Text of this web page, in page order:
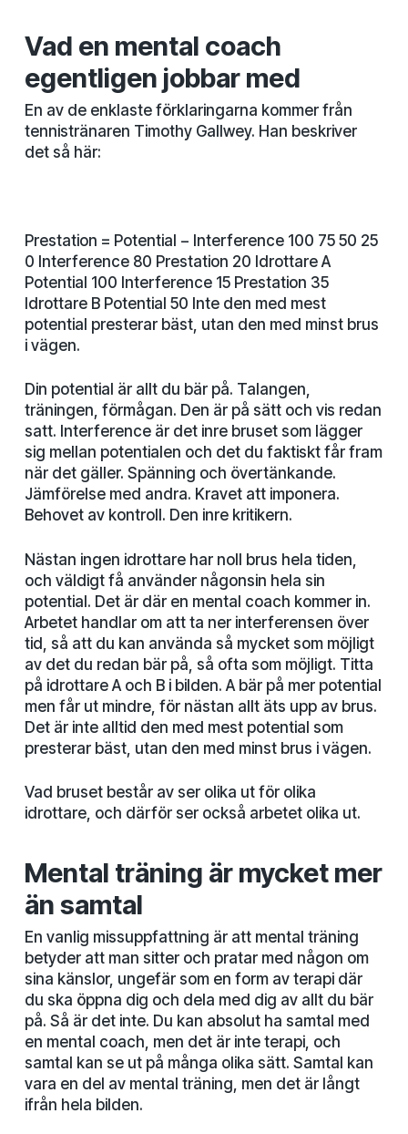
Vad en mental coach
egentligen jobbar med
En av de enklaste förklaringarna kommer från
tennistränaren Timothy Gallwey. Han beskriver
det så här:
Prestation = Potential − Interference 100 75 50 25
0 Interference 80 Prestation 20 Idrottare A
Potential 100 Interference 15 Prestation 35
Idrottare B Potential 50 Inte den med mest
potential presterar bäst, utan den med minst brus
i vägen.
Din potential är allt du bär på. Talangen,
träningen, förmågan. Den är på sätt och vis redan
satt. Interference är det inre bruset som lägger
sig mellan potentialen och det du faktiskt får fram
när det gäller. Spänning och övertänkande.
Jämförelse med andra. Kravet att imponera.
Behovet av kontroll. Den inre kritikern.
Nästan ingen idrottare har noll brus hela tiden,
och väldigt få använder någonsin hela sin
potential. Det är där en mental coach kommer in.
Arbetet handlar om att ta ner interferensen över
tid, så att du kan använda så mycket som möjligt
av det du redan bär på, så ofta som möjligt. Titta
på idrottare A och B i bilden. A bär på mer potential
men får ut mindre, för nästan allt äts upp av brus.
Det är inte alltid den med mest potential som
presterar bäst, utan den med minst brus i vägen.
Vad bruset består av ser olika ut för olika
idrottare, och därför ser också arbetet olika ut.
Mental träning är mycket mer
än samtal
En vanlig missuppfattning är att mental träning
betyder att man sitter och pratar med någon om
sina känslor, ungefär som en form av terapi där
du ska öppna dig och dela med dig av allt du bär
på. Så är det inte. Du kan absolut ha samtal med
en mental coach, men det är inte terapi, och
samtal kan se ut på många olika sätt. Samtal kan
vara en del av mental träning, men det är långt
ifrån hela bilden.